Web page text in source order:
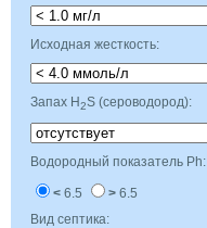
Исходная жесткость:
Запах H S (сероводород):
Водородный показатель Ph:
6.5
6.5
Вид септика: